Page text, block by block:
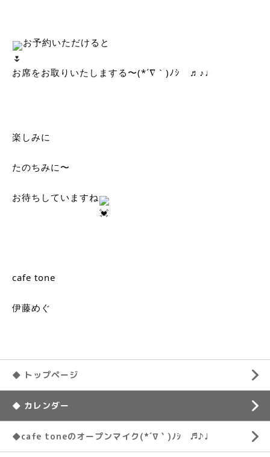
お予約いただけると
お席をお取りいたしまする〜(*´∇｀)ﾉｼ　♬♪♩
楽しみに
たのちみに〜
お待ちしていますね
cafe tone
伊藤めぐ
◆ トップページ
◆ カレンダー
◆cafe toneのオープンマイク(*´∇｀)ﾉｼ ♬♪♩